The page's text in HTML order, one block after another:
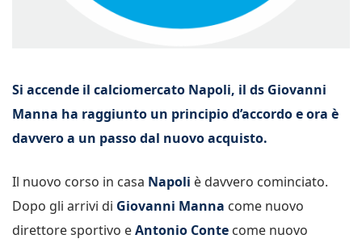
Si accende il calciomercato Napoli, il ds Giovanni
Manna ha raggiunto un principio d’accordo e ora è
davvero a un passo dal nuovo acquisto.
Il nuovo corso in casa Napoli è davvero cominciato.
Dopo gli arrivi di Giovanni Manna come nuovo
direttore sportivo eAntonio Conte come nuovo